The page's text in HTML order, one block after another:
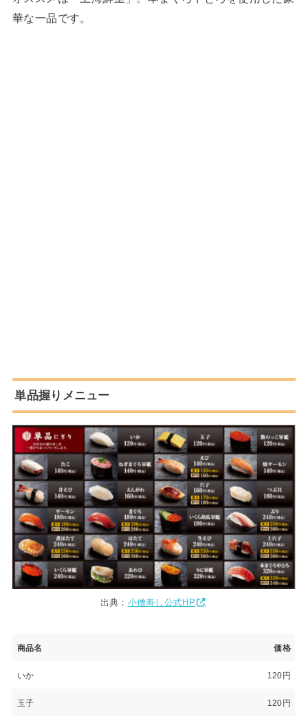
華な一品です。
単品握りメニュー
出典： 小僧寿し公式HP
商品名 価格
いか 120円
玉子 120円